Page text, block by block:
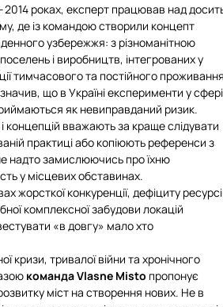
2014 роках, експерт працював над
де із командою створили концепт
узбережжя: з різноманітною
і виробництв, інтегрованих у
тимчасового та постійного
що в Україні експерименти у сфері
як невиправданий ризик.
концепцій вважають за краще слідувати
практиці або копіюють референси з
надто замислюючись про їхню
у місцевих обставинах.
жорсткої конкуренції, дефіциту
комплексної забудови локацій
«в довгу» мало хто
кризи, тривалої війни та хронічного
командаVlasne Misto пропонує
міст на створення нових. Не в